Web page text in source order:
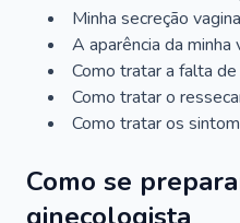
Minha secreção
A aparência da minha
Como tratar a falta
Como tratar o
Como tratar os
Como se